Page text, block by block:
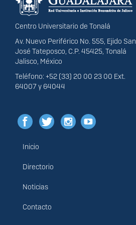
Centro Universitario de Tonalá
Av. Nuevo Periférico No. 555, Ejido San
José Tateposco, C.P. 45425, Tonalá
Jalisco, México
Teléfono: +52 (33) 20 00 23 00 Ext.
64007 y 64044
Menú
principal
Inicio
Directorio
Noticias
Contacto